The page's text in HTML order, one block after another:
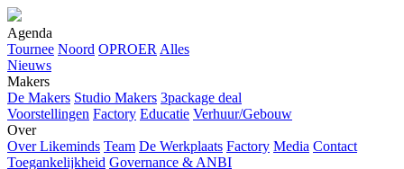
Agenda
Tournee Noord OPROER Alles
Nieuws
Makers
De Makers Studio Makers 3package deal
Voorstellingen Factory Educatie Verhuur/Gebouw
Over
Over Likeminds Team De Werkplaats Factory Media Contact
Toegankelijkheid Governance & ANBI